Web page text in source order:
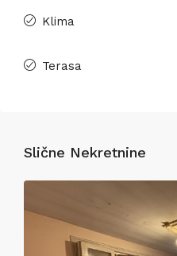
Klima
Terasa
Slične Nekretnine